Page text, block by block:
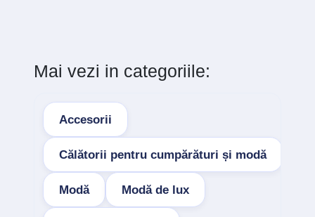
Mai vezi in categoriile:
Accesorii
Călătorii pentru cumpărături și modă
Modă Modă de lux